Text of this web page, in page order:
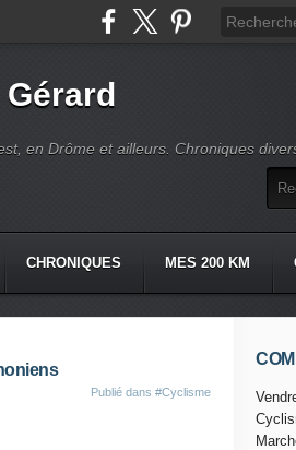
en Drôme et ailleurs. Chroniques
CHRONIQUES MES 200 KM
Publié dans #Cyclisme